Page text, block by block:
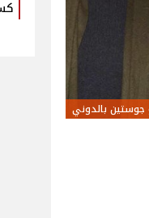
جوستين بالدوني